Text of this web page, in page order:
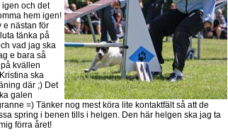
igen och det
hem igen!
e nästan för
tänka på
vad jag ska
e bara så
kvällen
ska
där ;) Det
galen
=) Tänker nog mest köra lite kontaktfält så att de
spring i benen tills i helgen. Den här helgen ska jag ta
förra året!